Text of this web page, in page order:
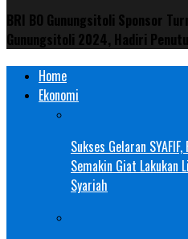
BRI BO Gunungsitoli Sponsor
Gunungsitoli 2024, Hadiri
Home
Ekonomi
Sukses Gelaran
Semakin Giat Lakukan
Syariah